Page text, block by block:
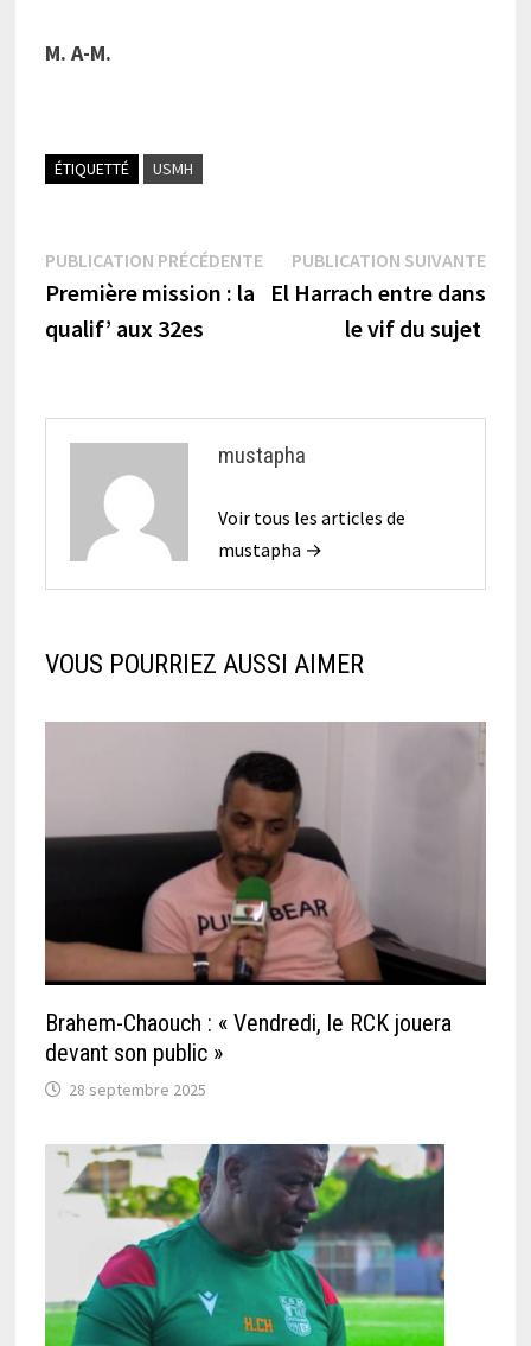
M. A-M.
ÉTIQUETTÉ USMH
Navigation
de
l’article
PUBLICATION PRÉCÉDENTEPublication
précédente :
Première mission : la
qualif’ aux 32es
PUBLICATION SUIVANTE
El Harrach entre dans
le vif du sujet
mustapha
Voir tous les articles de
mustapha →
VOUS POURRIEZ AUSSI AIMER
Brahem-Chaouch : « Vendredi, le RCK jouera
devant son public »
28 septembre 2025